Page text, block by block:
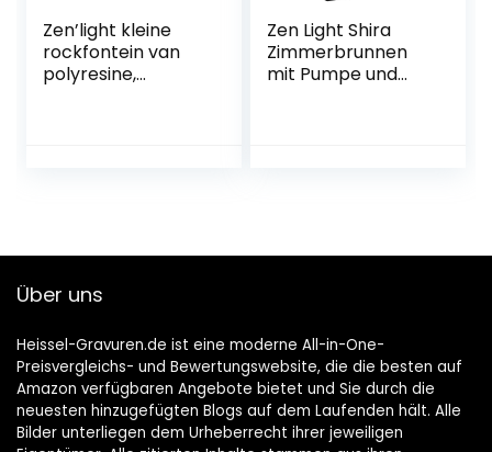
Zen’light kleine
rockfontein van
polyresine,
Zen Light Shira
Zimmerbrunnen
mit Pumpe und
Über uns
Heissel-Gravuren.de ist eine moderne All-in-One-
Preisvergleichs- und Bewertungswebsite, die die besten auf
Amazon verfügbaren Angebote bietet und Sie durch die
neuesten hinzugefügten Blogs auf dem Laufenden hält. Alle
Bilder unterliegen dem Urheberrecht ihrer jeweiligen